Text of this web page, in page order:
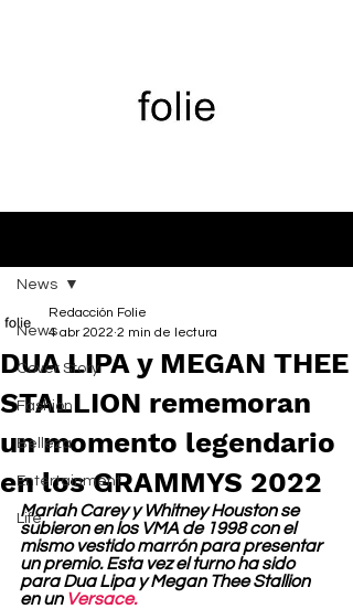
News
Cover Story
Fashion
Belleza
Entertainment
Life
News
DUA LIPA y MEGAN THEE
STALLION rememoran
un momento legendario
en los GRAMMYS 2022
Redacción Folie
4 abr 2022 2 min de lectura
Mariah Carey y Whitney Houston se
subieron en los VMA de 1998 con el
mismo vestido marrón para presentar
un premio. Esta vez el turno ha sido
para Dua Lipa y Megan Thee Stallion
en un Versace.